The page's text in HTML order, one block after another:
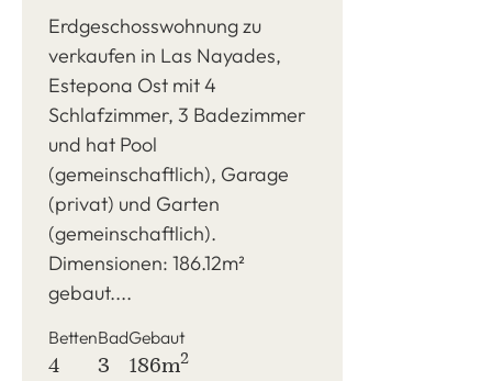
Erdgeschosswohnung zu
verkaufen in Las Nayades,
Estepona Ost mit 4
Schlafzimmer, 3 Badezimmer
und hat Pool
(gemeinschaftlich), Garage
(privat) und Garten
(gemeinschaftlich).
Dimensionen: 186.12m²
gebaut....
Betten
4
Bad
3
Gebaut
186m2